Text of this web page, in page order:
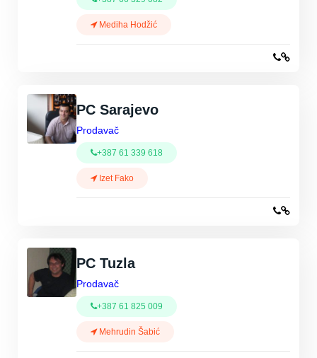
Mediha Hodžić
PC Sarajevo
Prodavač
+387 61 339 618
Izet Fako
PC Tuzla
Prodavač
+387 61 825 009
Mehrudin Šabić